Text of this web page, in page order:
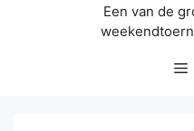
Een van de